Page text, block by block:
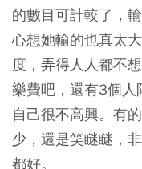
的數目可計較了，
心想她輸的也真太
度，弄得人人都不
樂費吧，還有3個人
自己很不高興。有
少，還是笑瞇瞇，
都好。